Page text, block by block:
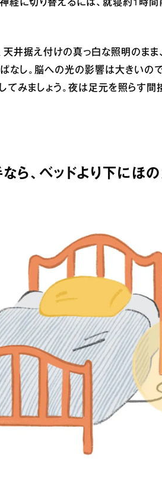
経に切り替えるには、就寝約1時
天井据え付けの真っ白な照明のま
なし。脳への光の影響は大きいの
てみましょう。夜は足元を照らす間
なら、ベッドより下にほ